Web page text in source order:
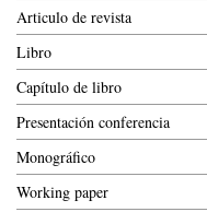
Articulo de revista
Libro
Capítulo de libro
Presentación conferencia
Monográfico
Working paper